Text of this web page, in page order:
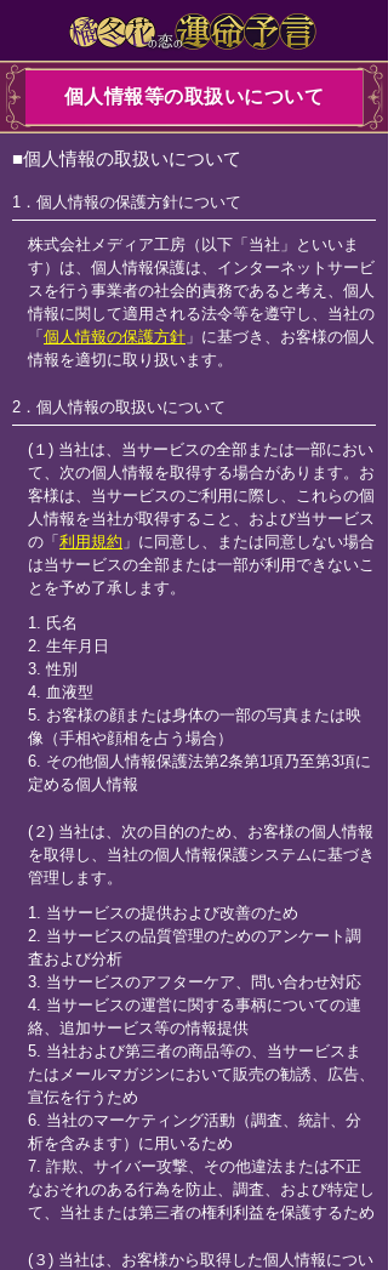
個人情報等の取扱いについて
■個人情報の取扱いについて
1．個人情報の保護方針について
株式会社メディア工房（以下「当社」といいま
す）は、個人情報保護は、インターネットサービ
スを行う事業者の社会的責務であると考え、個人
情報に関して適用される法令等を遵守し、当社の
「 個人情報の保護方針 」に基づき、お客様の個人
情報を適切に取り扱います。
2．個人情報の取扱いについて
(１) 当社は、当サービスの全部または一部におい
て、次の個人情報を取得する場合があります。お
客様は、当サービスのご利用に際し、これらの個
人情報を当社が取得すること、および当サービス
の「 利用規約 」に同意し、または同意しない場合
は当サービスの全部または一部が利用できないこ
とを予め了承します。
1. 氏名
2. 生年月日
3. 性別
4. 血液型
5. お客様の顔または身体の一部の写真または映
像（手相や顔相を占う場合）
6. その他個人情報保護法第2条第1項乃至第3項に
定める個人情報
(２) 当社は、次の目的のため、お客様の個人情報
を取得し、当社の個人情報保護システムに基づき
管理します。
1. 当サービスの提供および改善のため
2. 当サービスの品質管理のためのアンケート調
査および分析
3. 当サービスのアフターケア、問い合わせ対応
4. 当サービスの運営に関する事柄についての連
絡、追加サービス等の情報提供
5. 当社および第三者の商品等の、当サービスま
たはメールマガジンにおいて販売の勧誘、広告、
宣伝を行うため
6. 当社のマーケティング活動（調査、統計、分
析を含みます）に用いるため
7. 詐欺、サイバー攻撃、その他違法または不正
なおそれのある行為を防止、調査、および特定し
て、当社または第三者の権利利益を保護するため
(３) 当社は、お客様から取得した個人情報につい